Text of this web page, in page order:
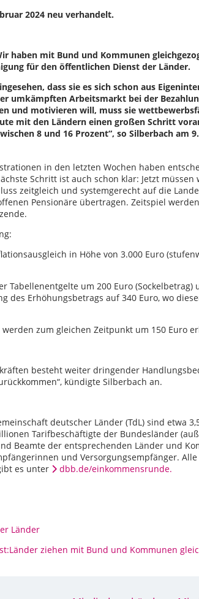
2024 neu verhandelt.
haben mit Bund und Kommunen
für den öffentlichen Dienst der Länder.
dass sie es sich schon aus
umkämpften Arbeitsmarkt bei der
und motivieren will, muss sie
mit den Ländern einen großen Schritt
8 und 16 Prozent“, so Silberbach am
in den letzten Wochen haben
Schritt ist auch schon klar: Jetzt müssen
zeitgleich und systemgerecht auf die
Pensionäre übertragen. Zeitspiel
in Höhe von 3.000 Euro
Tabellenentgelte um 200 Euro (Sockelbetrag)
des Erhöhungsbetrags auf 340 Euro, wo
zum gleichen Zeitpunkt um 150 Euro
besteht weiter dringender
kündigte Silberbach an.
deutscher Länder (TdL) sind etwa
Tarifbeschäftigte der Bundesländer
Beamte der entsprechenden Länder und
und Versorgungsempfänger. Alle
es unter
dbb.de/einkommensrunde.
Länder
ziehen mit Bund und Kommunen